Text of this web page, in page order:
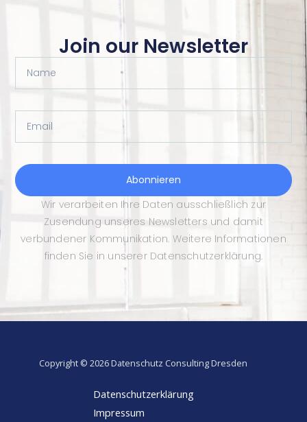
Join our Newsletter
Abonnieren
Wir verarbeiten Ihre Daten ausschließlich zur
Zusendung unseres Newsletters und damit
verbundener Kommunikation. Weitere Informationen
finden Sie in unserer Datenschutzerklärung.
Copyright © 2026 Datenschutz Consulting Dresden
Datenschutzerklärung
Impressum